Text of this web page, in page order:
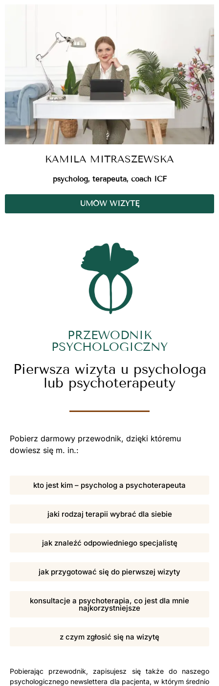
KAMILA MITRASZEWSKA
psycholog, terapeuta, coach ICF
UMÓW WIZYTĘ
PRZEWODNIK
PSYCHOLOGICZNY
Pierwsza wizyta u psychologa
lub psychoterapeuty
Pobierz darmowy przewodnik, dzięki któremu
dowiesz się m. in.:
kto jest kim – psycholog a psychoterapeuta
jaki rodzaj terapii wybrać dla siebie
jak znaleźć odpowiedniego specjalistę
jak przygotować się do pierwszej wizyty
konsultacje a psychoterapia, co jest dla mnie
najkorzystniejsze
z czym zgłosić się na wizytę
Pobierając przewodnik, zapisujesz się także do naszego
psychologicznego newslettera dla pacjenta, w którym średnio